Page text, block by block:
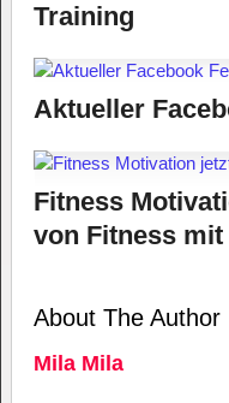
Training
Aktueller
Fitness
von Fitness mit
About The Author
Mila Mila